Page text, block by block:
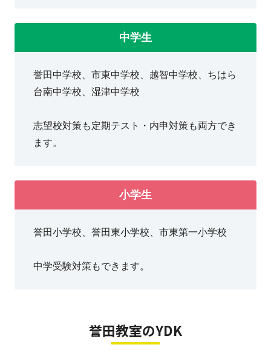
さんが多数通塾しています》
誉田小より徒歩５分・誉田東小より徒歩１３分・誉田中
す。
お車での送り迎えも、専用駐車場をご用意しておりま
誉田小や誉田中の通学路上にある教室ですので、学校か
ら直接通塾されるお子様もいらっしゃいます。
《自習席 使い放題》
中学生
誉田中学校、市東中学校、越智中学校、ちはら
台南中学校、湿津中学校
志望校対策も定期テスト・内申対策も両方でき
ます。
小学生
誉田小学校、誉田東小学校、市東第一小学校
中学受験対策もできます。
誉田教室のYDK